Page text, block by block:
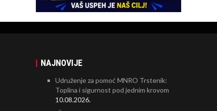
NAJNOVIJE
Udruženje za pomoć MNRO Trstenik:
Toplina i sigurnost pod jednim krovom
10.08.2026.